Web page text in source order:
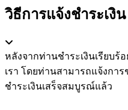
วิธีการแจ้งชำระเงิน
หลังจากท่านชำระเงินเรียบร้
เรา โดยท่านสามารถแจ้งกา
ชำระเงินเสร็จสมบูรณ์แล้ว